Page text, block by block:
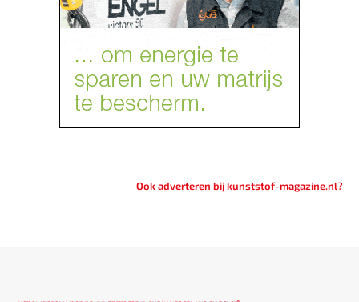
Ook adverteren bij kunststof-magazine.nl?